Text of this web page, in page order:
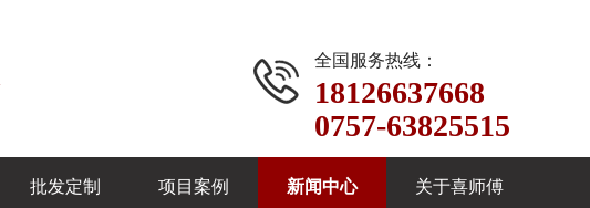
全国服务热线：
18126637668
0757-63825515
批发定制 项目案例 新闻中心 关于喜师傅